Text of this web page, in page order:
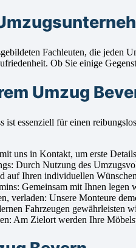
Fachleuten, die jeden
Ob Sie einige
Umzug
ist essenziell für einen
uns in Kontakt, um erste
Durch Nutzung des
auf Ihren individuellen
Gemeinsam mit Ihnen
verladen: Unsere Monteure
Fahrzeugen gewährleisten
Am Zielort werden Ihre